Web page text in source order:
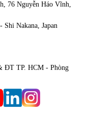
76 Nguyễn Háo Vĩnh,
Shi Nakana, Japan
ĐT TP. HCM - Phòng